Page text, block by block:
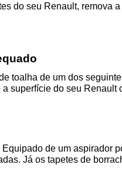
do seu Renault,
toalha de um dos
superfície do seu
de um aspirador
Já os tapetes de